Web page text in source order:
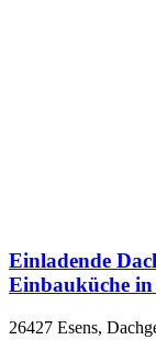
Einladende
Einbauküche in
26427 Esens,